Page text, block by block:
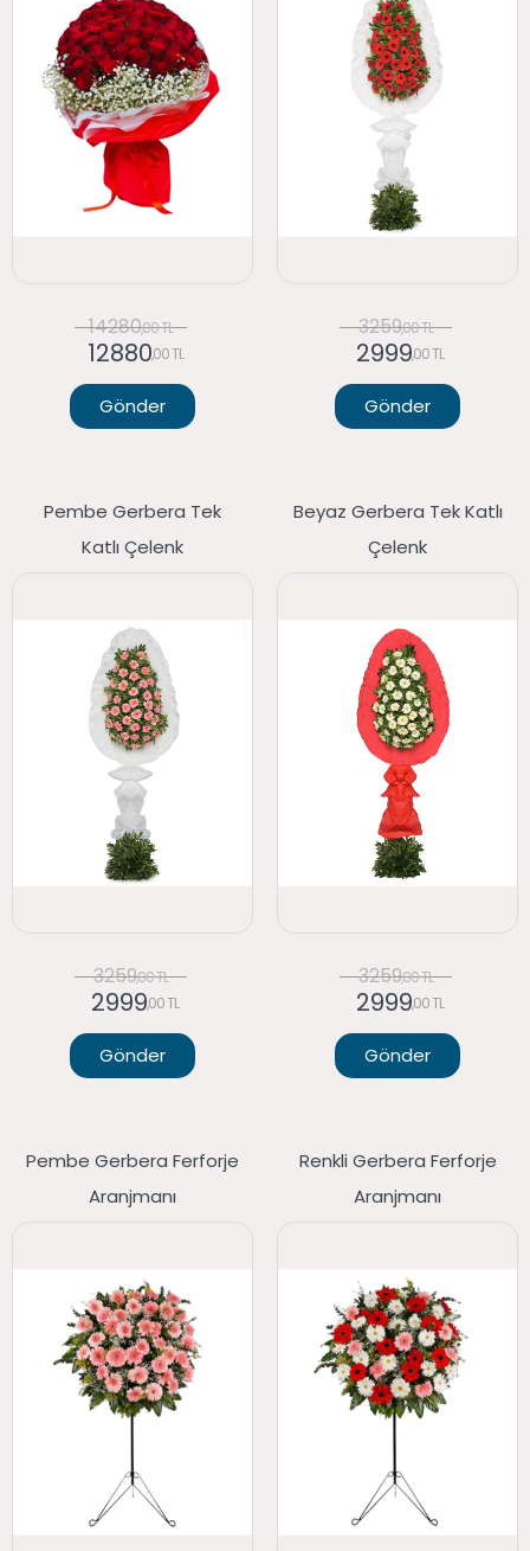
14280,00 TL
12880,00 TL
Gönder
3259,00 TL
2999,00 TL
Gönder
Pembe Gerbera Tek
Katlı Çelenk
3259,00 TL
2999,00 TL
Gönder
Beyaz Gerbera Tek Katlı
Çelenk
3259,00 TL
2999,00 TL
Gönder
Pembe Gerbera Ferforje
Aranjmanı
Renkli Gerbera Ferforje
Aranjmanı